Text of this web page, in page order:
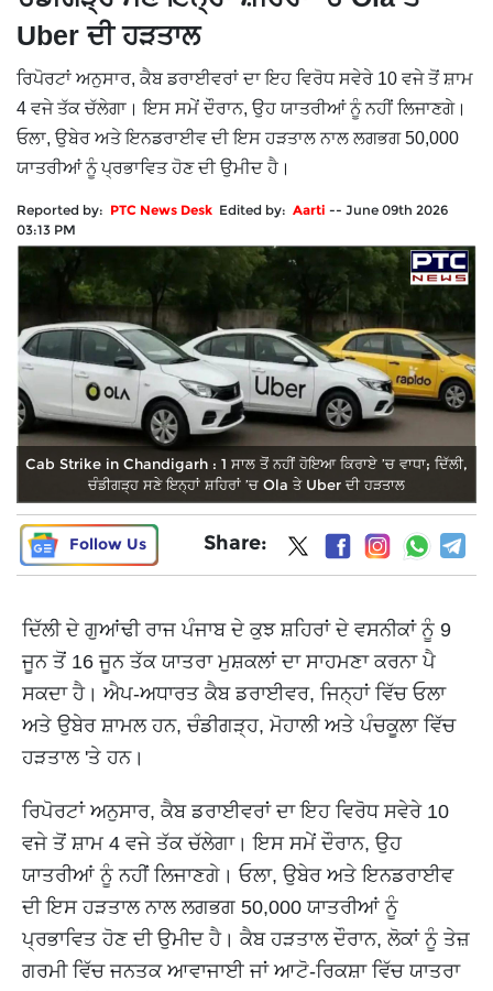
Uber ਦੀ ਹੜਤਾਲ
ਰਿਪੋਰਟਾਂ ਅਨੁਸਾਰ, ਕੈਬ ਡਰਾਈਵਰਾਂ ਦਾ ਇਹ ਵਿਰੋਧ ਸਵੇਰੇ 10 ਵਜੇ ਤੋਂ ਸ਼ਾਮ
4 ਵਜੇ ਤੱਕ ਚੱਲੇਗਾ। ਇਸ ਸਮੇਂ ਦੌਰਾਨ, ਉਹ ਯਾਤਰੀਆਂ ਨੂੰ ਨਹੀਂ ਲਿਜਾਣਗੇ।
ਓਲਾ, ਉਬੇਰ ਅਤੇ ਇਨਡਰਾਈਵ ਦੀ ਇਸ ਹੜਤਾਲ ਨਾਲ ਲਗਭਗ 50,000
ਯਾਤਰੀਆਂ ਨੂੰ ਪ੍ਰਭਾਵਿਤ ਹੋਣ ਦੀ ਉਮੀਦ ਹੈ।
Reported by: PTC News Desk Edited by: Aarti -- June 09th 2026
03:13 PM
Cab Strike in Chandigarh : 1 ਸਾਲ ਤੋਂ ਨਹੀਂ ਹੋਇਆ ਕਿਰਾਏ ’ਚ ਵਾਧਾ; ਦਿੱਲੀ,
ਚੰਡੀਗੜ੍ਹ ਸਣੇ ਇਨ੍ਹਾਂ ਸ਼ਹਿਰਾਂ ’ਚ Ola ਤੇ Uber ਦੀ ਹੜਤਾਲ
Follow Us Share:
ਦਿੱਲੀ ਦੇ ਗੁਆਂਢੀ ਰਾਜ ਪੰਜਾਬ ਦੇ ਕੁਝ ਸ਼ਹਿਰਾਂ ਦੇ ਵਸਨੀਕਾਂ ਨੂੰ 9
ਜੂਨ ਤੋਂ 16 ਜੂਨ ਤੱਕ ਯਾਤਰਾ ਮੁਸ਼ਕਲਾਂ ਦਾ ਸਾਹਮਣਾ ਕਰਨਾ ਪੈ
ਸਕਦਾ ਹੈ। ਐਪ-ਅਧਾਰਤ ਕੈਬ ਡਰਾਈਵਰ, ਜਿਨ੍ਹਾਂ ਵਿੱਚ ਓਲਾ
ਅਤੇ ਉਬੇਰ ਸ਼ਾਮਲ ਹਨ, ਚੰਡੀਗੜ੍ਹ, ਮੋਹਾਲੀ ਅਤੇ ਪੰਚਕੂਲਾ ਵਿੱਚ
ਹੜਤਾਲ 'ਤੇ ਹਨ।
ਰਿਪੋਰਟਾਂ ਅਨੁਸਾਰ, ਕੈਬ ਡਰਾਈਵਰਾਂ ਦਾ ਇਹ ਵਿਰੋਧ ਸਵੇਰੇ 10
ਵਜੇ ਤੋਂ ਸ਼ਾਮ 4 ਵਜੇ ਤੱਕ ਚੱਲੇਗਾ। ਇਸ ਸਮੇਂ ਦੌਰਾਨ, ਉਹ
ਯਾਤਰੀਆਂ ਨੂੰ ਨਹੀਂ ਲਿਜਾਣਗੇ। ਓਲਾ, ਉਬੇਰ ਅਤੇ ਇਨਡਰਾਈਵ
ਦੀ ਇਸ ਹੜਤਾਲ ਨਾਲ ਲਗਭਗ 50,000 ਯਾਤਰੀਆਂ ਨੂੰ
ਪ੍ਰਭਾਵਿਤ ਹੋਣ ਦੀ ਉਮੀਦ ਹੈ। ਕੈਬ ਹੜਤਾਲ ਦੌਰਾਨ, ਲੋਕਾਂ ਨੂੰ ਤੇਜ਼
ਗਰਮੀ ਵਿੱਚ ਜਨਤਕ ਆਵਾਜਾਈ ਜਾਂ ਆਟੋ-ਰਿਕਸ਼ਾ ਵਿੱਚ ਯਾਤਰਾ